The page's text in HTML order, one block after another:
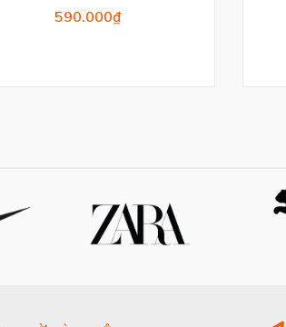
590.000₫